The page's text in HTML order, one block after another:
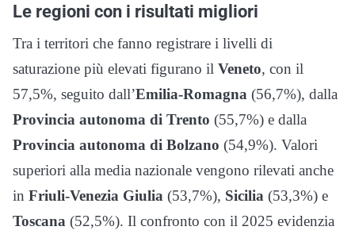
Le regioni con i risultati migliori
Tra i territori che fanno registrare i livelli di
saturazione più elevati figurano il Veneto, con il
57,5%, seguito dall’Emilia-Romagna (56,7%), dalla
Provincia autonoma di Trento (55,7%) e dalla
Provincia autonoma di Bolzano (54,9%). Valori
superiori alla media nazionale vengono rilevati anche
in Friuli-Venezia Giulia (53,7%), Sicilia (53,3%) e
Toscana (52,5%). Il confronto con il 2025 evidenzia